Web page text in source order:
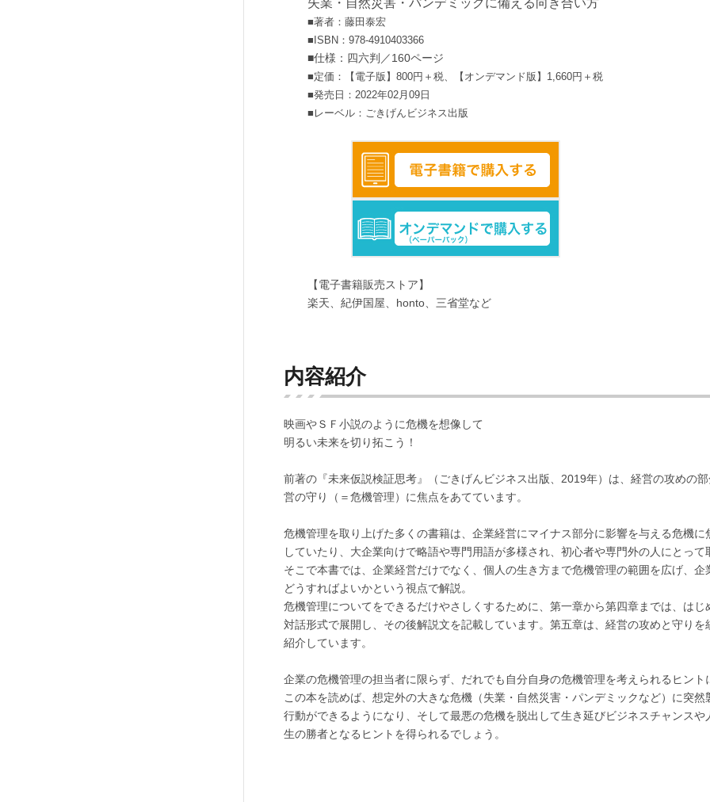
失業・自然災害・パンデミックに備える向き合い方
■著者：藤田泰宏
■ISBN：978-4910403366
■仕様：四六判／160ページ
■定価：【電子版】800円＋税、【オンデマンド版】1,660円＋税
■発売日：2022年02月09日
■レーベル：ごきげんビジネス出版
【電子書籍販売ストア】
楽天、紀伊国屋、honto、三省堂など
内容紹介
映画やＳＦ小説のように危機を想像して
明るい未来を切り拓こう！
前著の『未来仮説検証思考』（ごきげんビジネス出版、2019年）は、経営の攻めの
営の守り（＝危機管理）に焦点をあてています。
危機管理を取り上げた多くの書籍は、企業経営にマイナス部分に影響を与える危機に
していたり、大企業向けで略語や専門用語が多様され、初心者や専門外の人にとって
そこで本書では、企業経営だけでなく、個人の生き方まで危機管理の範囲を広げ、
どうすればよいかという視点で解説。
危機管理についてをできるだけやさしくするために、第一章から第四章までは、は
対話形式で展開し、その後解説文を記載しています。第五章は、経営の攻めと守り
紹介しています。
企業の危機管理の担当者に限らず、だれでも自分自身の危機管理を考えられるヒント
この本を読めば、想定外の大きな危機（失業・自然災害・パンデミックなど）に突
行動ができるようになり、そして最悪の危機を脱出して生き延びビジネスチャンスや
生の勝者となるヒントを得られるでしょう。